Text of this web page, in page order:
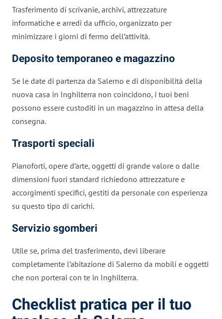
Trasferimento di scrivanie, archivi, attrezzature
informatiche e arredi da ufficio, organizzato per
minimizzare i giorni di fermo dell’attività.
Deposito temporaneo e magazzino
Se le date di partenza da Salerno e di disponibilità della
nuova casa in Inghilterra non coincidono, i tuoi beni
possono essere custoditi in un magazzino in attesa della
consegna.
Trasporti speciali
Pianoforti, opere d’arte, oggetti di grande valore o dalle
dimensioni fuori standard richiedono attrezzature e
accorgimenti specifici, gestiti da personale con esperienza
su questo tipo di carichi.
Servizio sgomberi
Utile se, prima del trasferimento, devi liberare
completamente l’abitazione di Salerno da mobili e oggetti
che non porterai con te in Inghilterra.
Checklist pratica per il tuo